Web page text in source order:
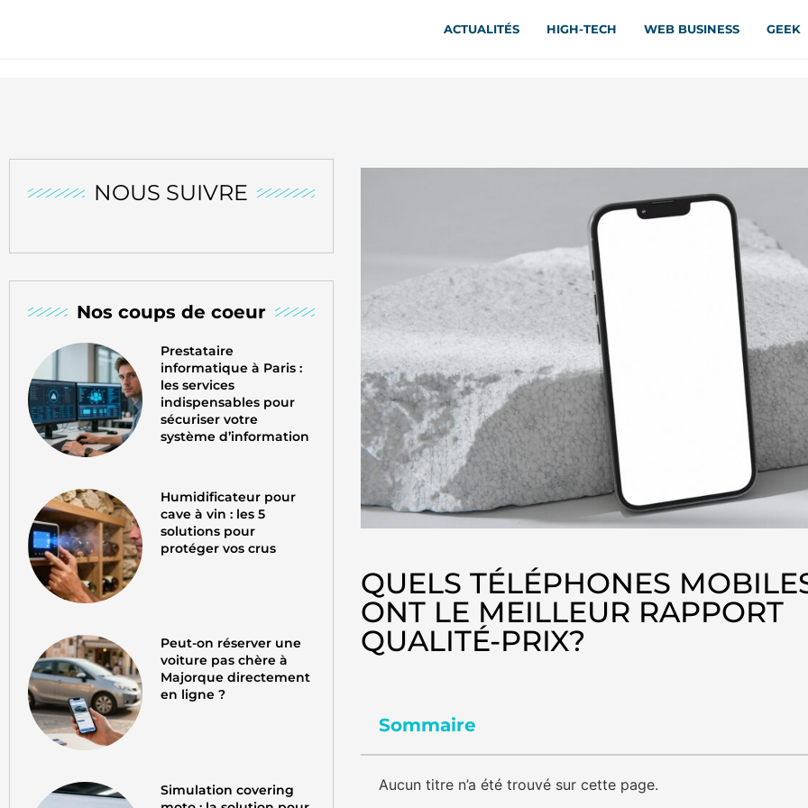
ACTUALITÉS HIGH-TECH WEB BUSINESS GEEK
NOUS SUIVRE
Nos coups de coeur
Prestataire
informatique à Paris :
les services
indispensables pour
sécuriser votre
système d’information
Humidificateur pour
cave à vin : les 5
solutions pour
protéger vos crus
Peut-on réserver une
voiture pas chère à
Majorque directement
en ligne ?
Simulation covering
QUELS TÉLÉPHONES
ONT LE MEILLEUR RAPPORT
QUALITÉ-PRIX?
Sommaire
Aucun titre n’a été trouvé sur cette page.